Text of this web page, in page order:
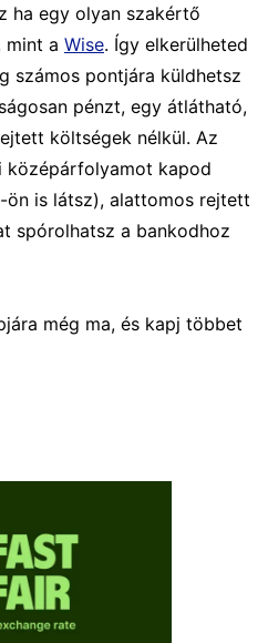
ha egy olyan szakértő
mint a Wise. Így elkerülheted
számos pontjára küldhetsz
pénzt, egy átlátható,
költségek nélkül. Az
középárfolyamot kapod
ön is látsz), alattomos rejtett
spórolhatsz a bankodhoz
még ma, és kapj többet